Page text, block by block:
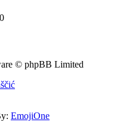
© phpBB Limited
EmojiOne